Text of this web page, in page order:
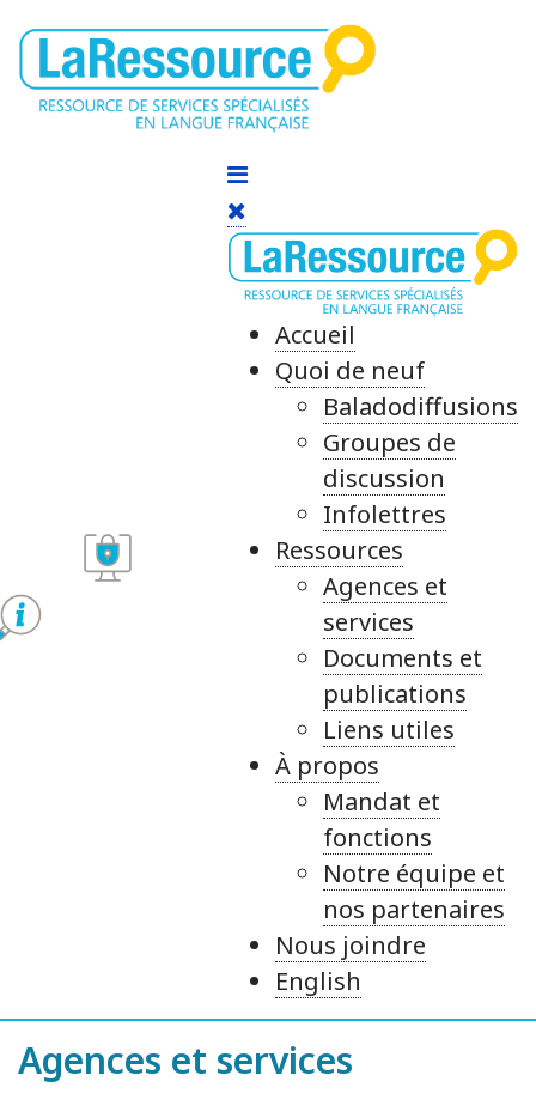
Accueil
Quoi de neuf
Baladodiffusions
Groupes de
discussion
Infolettres
Ressources
Agences et
services
Documents et
publications
Liens utiles
À propos
Mandat et
fonctions
Notre équipe et
nos partenaires
Nous joindre
English
Agences et services